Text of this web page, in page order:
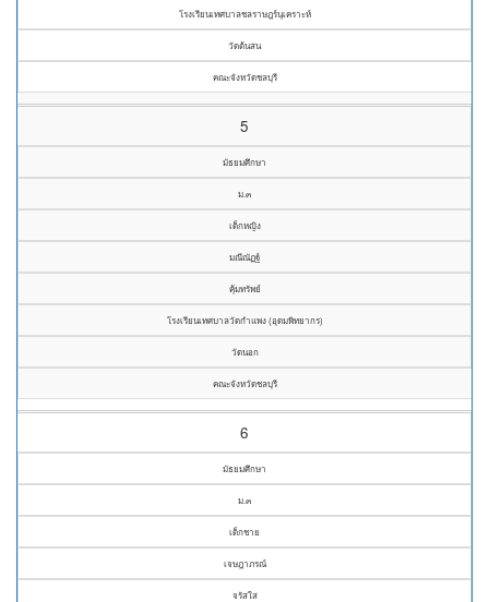
โรงเรียนเทศบาลชลราษฎร์นุเคราะห์
วัดต้นสน
คณะจังหวัดชลบุรี
5
มัธยมศึกษา
ม.๓
เด็กหญิง
มณีณัฏฐ์
คุ้มทรัพย์
โรงเรียนเทศบาลวัดกำแพง (อุดมพิทยากร)
วัดนอก
คณะจังหวัดชลบุรี
6
มัธยมศึกษา
ม.๓
เด็กชาย
เจษฎาภรณ์
จรัสใส